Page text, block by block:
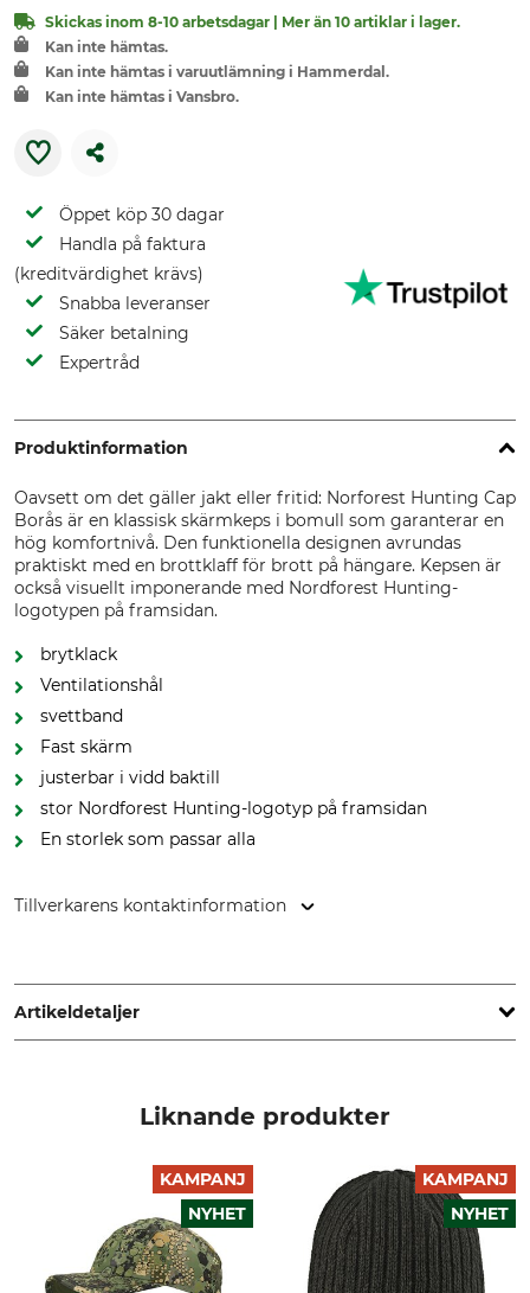
Skickas inom 8-10 arbetsdagar | Mer än 10 artiklar i lager.
Kan inte hämtas.
Kan inte hämtas i varuutlämning i Hammerdal.
Kan inte hämtas i Vansbro.
Öppet köp 30 dagar
Handla på faktura
(kreditvärdighet krävs)
Snabba leveranser
Säker betalning
Expertråd
Produktinformation
Oavsett om det gäller jakt eller fritid: Norforest Hunting Cap
Borås är en klassisk skärmkeps i bomull som garanterar en
hög komfortnivå. Den funktionella designen avrundas
praktiskt med en brottklaff för brott på hängare. Kepsen är
också visuellt imponerande med Nordforest Hunting-
logotypen på framsidan.
brytklack
Ventilationshål
svettband
Fast skärm
justerbar i vidd baktill
stor Nordforest Hunting-logotyp på framsidan
En storlek som passar alla
Tillverkarens kontaktinformation
www.grube.de
Artikeldetaljer
100% Bomull
100% Polyester
Liknande produkter
KAMPANJ
NYHET
KAMPANJ
NYHET